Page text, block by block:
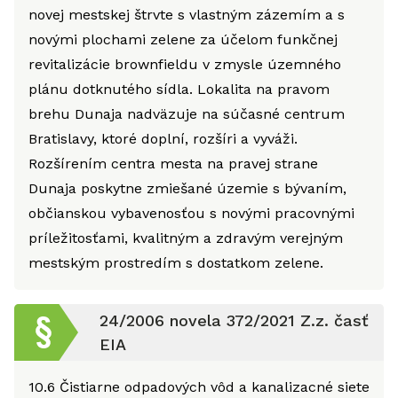
novej mestskej štrvte s vlastným zázemím a s
novými plochami zelene za účelom funkčnej
revitalizácie brownfieldu v zmysle územného
plánu dotknutého sídla. Lokalita na pravom
brehu Dunaja nadväzuje na súčasné centrum
Bratislavy, ktoré doplní, rozšíri a vyváži.
Rozšírením centra mesta na pravej strane
Dunaja poskytne zmiešané územie s bývaním,
občianskou vybavenosťou s novými pracovnými
príležitosťami, kvalitným a zdravým verejným
mestským prostredím s dostatkom zelene.
24/2006 novela 372/2021 Z.z. časť
EIA
10.6 Čistiarne odpadových vôd a kanalizacné siete